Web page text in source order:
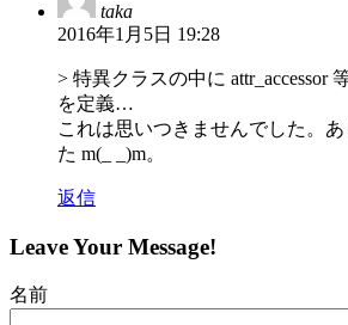
taka
2016年1月5日 19:28
> 特異クラスの中に attr_accessor
を定義…
これは思いつきませんでした。
た m(_ _)m。
返信
Leave Your Message!
名前